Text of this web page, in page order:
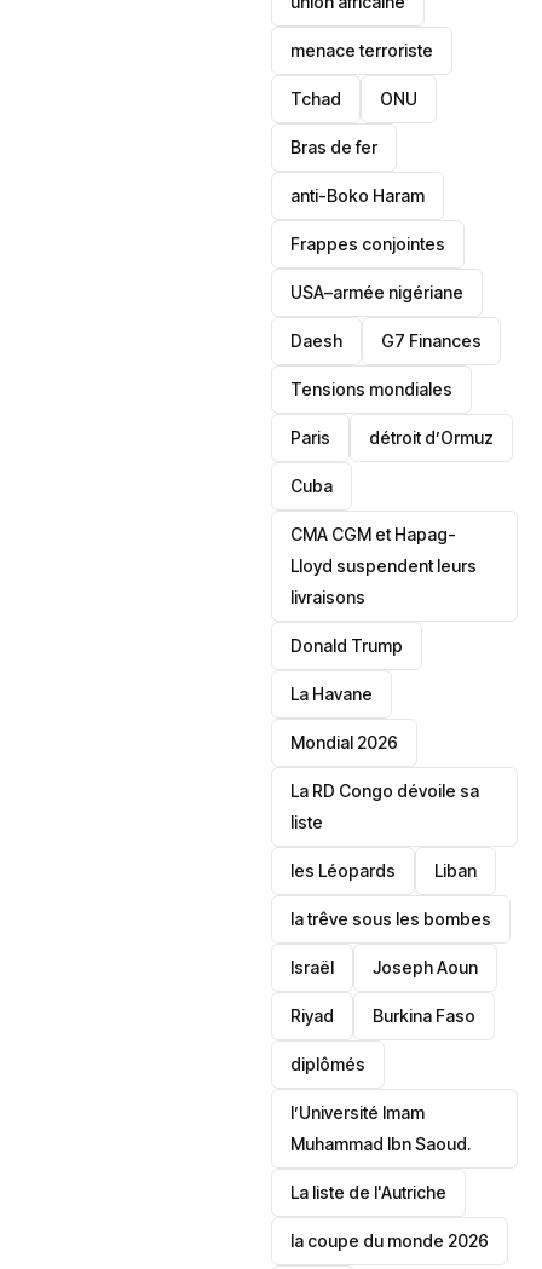
menace terroriste
‎Tchad ONU
Bras de fer
anti-Boko Haram
Frappes conjointes
USA–armée nigériane
Daesh ‎G7 Finances
Tensions mondiales
Paris détroit d’Ormuz
‎Cuba
CMA CGM et Hapag-
Lloyd suspendent leurs
livraisons
Donald Trump
La Havane
Mondial 2026
La RD Congo dévoile sa
liste
les Léopards ‎Liban
la trêve sous les bombes
Israël Joseph Aoun
Riyad Burkina Faso
diplômés
l’Université Imam
Muhammad Ibn Saoud.
‎La liste de l'Autriche
la coupe du monde 2026